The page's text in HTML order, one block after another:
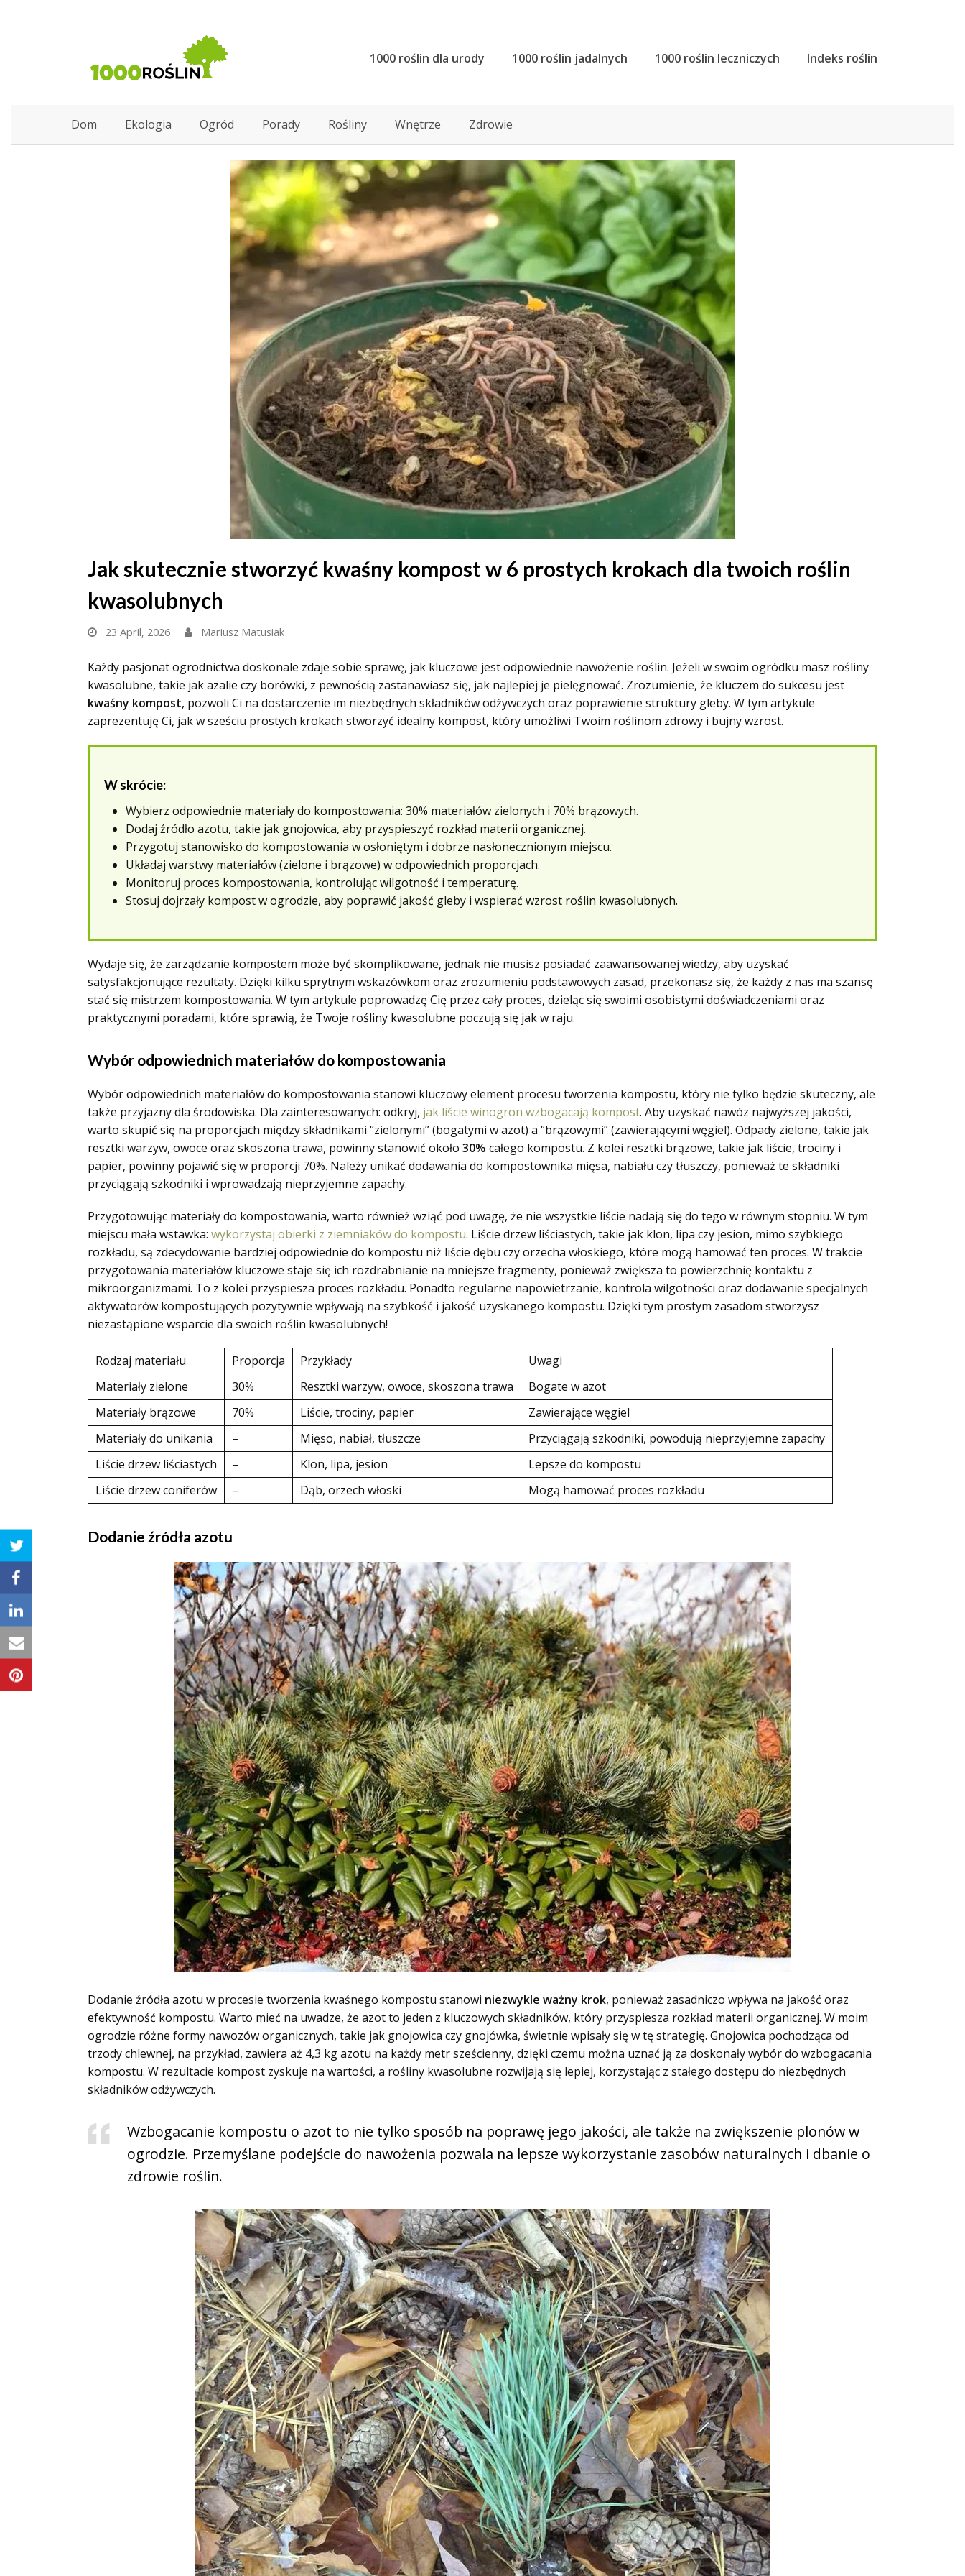
1000 roślin dla urody 1000 roślin jadalnych 1000 roślin leczniczych Indeks roślin
Dom Ekologia Ogród Porady Rośliny Wnętrze Zdrowie
Jak skutecznie stworzyć kwaśny kompost w 6 prostych krokach dla twoich roślin
kwasolubnych
23 April, 2026 Mariusz Matusiak
Każdy pasjonat ogrodnictwa doskonale zdaje sobie sprawę, jak kluczowe jest odpowiednie nawożenie roślin. Jeżeli w swoim ogródku masz rośliny
kwasolubne, takie jak azalie czy borówki, z pewnością zastanawiasz się, jak najlepiej je pielęgnować. Zrozumienie, że kluczem do sukcesu jest
kwaśny kompost, pozwoli Ci na dostarczenie im niezbędnych składników odżywczych oraz poprawienie struktury gleby. W tym artykule
zaprezentuję Ci, jak w sześciu prostych krokach stworzyć idealny kompost, który umożliwi Twoim roślinom zdrowy i bujny wzrost.
W skrócie:
Wybierz odpowiednie materiały do kompostowania: 30% materiałów zielonych i 70% brązowych.
Dodaj źródło azotu, takie jak gnojowica, aby przyspieszyć rozkład materii organicznej.
Przygotuj stanowisko do kompostowania w osłoniętym i dobrze nasłonecznionym miejscu.
Układaj warstwy materiałów (zielone i brązowe) w odpowiednich proporcjach.
Monitoruj proces kompostowania, kontrolując wilgotność i temperaturę.
Stosuj dojrzały kompost w ogrodzie, aby poprawić jakość gleby i wspierać wzrost roślin kwasolubnych.
Wydaje się, że zarządzanie kompostem może być skomplikowane, jednak nie musisz posiadać zaawansowanej wiedzy, aby uzyskać
satysfakcjonujące rezultaty. Dzięki kilku sprytnym wskazówkom oraz zrozumieniu podstawowych zasad, przekonasz się, że każdy z nas ma szansę
stać się mistrzem kompostowania. W tym artykule poprowadzę Cię przez cały proces, dzieląc się swoimi osobistymi doświadczeniami oraz
praktycznymi poradami, które sprawią, że Twoje rośliny kwasolubne poczują się jak w raju.
Wybór odpowiednich materiałów do kompostowania
Wybór odpowiednich materiałów do kompostowania stanowi kluczowy element procesu tworzenia kompostu, który nie tylko będzie skuteczny, ale
także przyjazny dla środowiska. Dla zainteresowanych: odkryj, jak liście winogron wzbogacają kompost. Aby uzyskać nawóz najwyższej jakości,
warto skupić się na proporcjach między składnikami “zielonymi” (bogatymi w azot) a “brązowymi” (zawierającymi węgiel). Odpady zielone, takie jak
resztki warzyw, owoce oraz skoszona trawa, powinny stanowić około 30% całego kompostu. Z kolei resztki brązowe, takie jak liście, trociny i
papier, powinny pojawić się w proporcji 70%. Należy unikać dodawania do kompostownika mięsa, nabiału czy tłuszczy, ponieważ te składniki
przyciągają szkodniki i wprowadzają nieprzyjemne zapachy.
Przygotowując materiały do kompostowania, warto również wziąć pod uwagę, że nie wszystkie liście nadają się do tego w równym stopniu. W tym
miejscu mała wstawka: wykorzystaj obierki z ziemniaków do kompostu. Liście drzew liściastych, takie jak klon, lipa czy jesion, mimo szybkiego
rozkładu, są zdecydowanie bardziej odpowiednie do kompostu niż liście dębu czy orzecha włoskiego, które mogą hamować ten proces. W trakcie
przygotowania materiałów kluczowe staje się ich rozdrabnianie na mniejsze fragmenty, ponieważ zwiększa to powierzchnię kontaktu z
mikroorganizmami. To z kolei przyspiesza proces rozkładu. Ponadto regularne napowietrzanie, kontrola wilgotności oraz dodawanie specjalnych
aktywatorów kompostujących pozytywnie wpływają na szybkość i jakość uzyskanego kompostu. Dzięki tym prostym zasadom stworzysz
niezastąpione wsparcie dla swoich roślin kwasolubnych!
Rodzaj materiału Proporcja Przykłady
Uwagi
Materiały zielone
30% Resztki warzyw, owoce, skoszona trawa
Bogate w azot
Materiały brązowe
70% Liście, trociny, papier
Zawierające węgiel
Materiały do unikania
– Mięso, nabiał, tłuszcze
Przyciągają szkodniki, powodują nieprzyjemne zapachy
Liście drzew liściastych
– Klon, lipa, jesion
Lepsze do kompostu
Liście drzew coniferów
– Dąb, orzech włoski Mogą hamować proces rozkładu
Dodanie źródła azotu
Dodanie źródła azotu w procesie tworzenia kwaśnego kompostu stanowi niezwykle ważny krok, ponieważ zasadniczo wpływa na jakość oraz
efektywność kompostu. Warto mieć na uwadze, że azot to jeden z kluczowych składników, który przyspiesza rozkład materii organicznej. W moim
ogrodzie różne formy nawozów organicznych, takie jak gnojowica czy gnojówka, świetnie wpisały się w tę strategię. Gnojowica pochodząca od
trzody chlewnej, na przykład, zawiera aż 4,3 kg azotu na każdy metr sześcienny, dzięki czemu można uznać ją za doskonały wybór do wzbogacania
kompostu. W rezultacie kompost zyskuje na wartości, a rośliny kwasolubne rozwijają się lepiej, korzystając z stałego dostępu do niezbędnych
składników odżywczych.
Wzbogacanie kompostu o azot to nie tylko sposób na poprawę jego jakości, ale także na zwiększenie plonów w
ogrodzie. Przemyślane podejście do nawożenia pozwala na lepsze wykorzystanie zasobów naturalnych i dbanie o
zdrowie roślin.